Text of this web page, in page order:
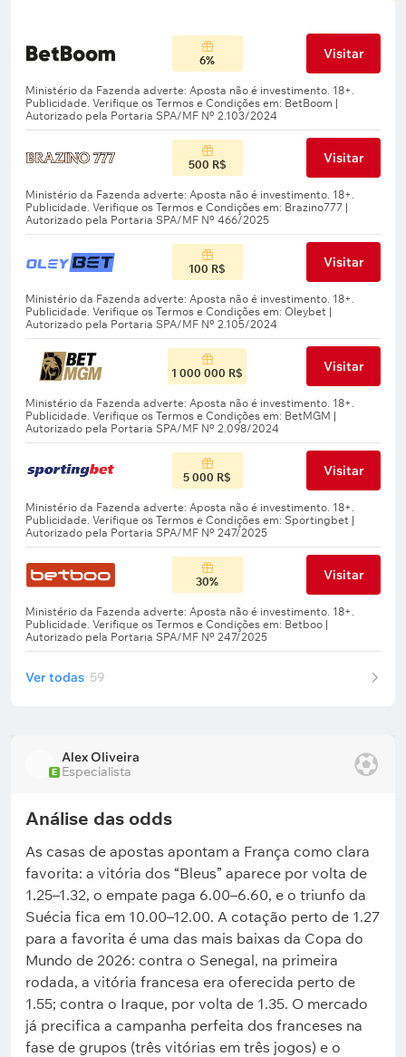
6% Visitar
500 R$ Visitar
100 R$ Visitar
1 000 000 R$ Visitar
5 000 R$ Visitar
30% Visitar
Ver todas 59
E
Alex Oliveira
Especialista
Análise das odds
As casas de apostas apontam a França como clara
favorita: a vitória dos “Bleus” aparece por volta de
1.25–1.32, o empate paga 6.00–6.60, e o triunfo da
Suécia fica em 10.00–12.00. A cotação perto de 1.27
para a favorita é uma das mais baixas da Copa do
Mundo de 2026: contra o Senegal, na primeira
rodada, a vitória francesa era oferecida perto de
1.55; contra o Iraque, por volta de 1.35. O mercado
já precifica a campanha perfeita dos franceses na
fase de grupos (três vitórias em três jogos) e o